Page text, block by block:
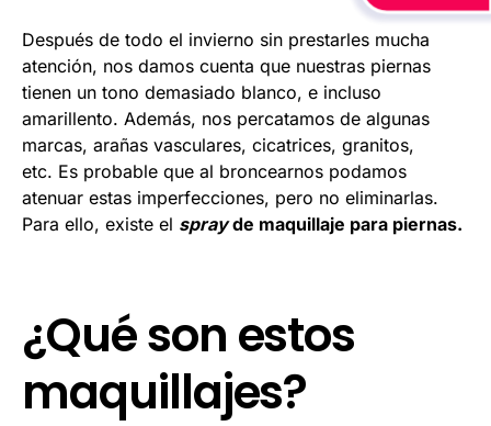
Después de todo el invierno sin prestarles mucha
atención, nos damos cuenta que nuestras piernas
tienen un tono demasiado blanco, e incluso
amarillento. Además, nos percatamos de algunas
marcas, arañas vasculares, cicatrices, granitos,
etc. Es probable que al broncearnos podamos
atenuar estas imperfecciones, pero no eliminarlas.
Para ello, existe el sprayde maquillaje para piernas.
¿Qué son estos
maquillajes?